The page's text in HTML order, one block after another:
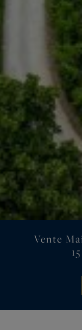
Vente